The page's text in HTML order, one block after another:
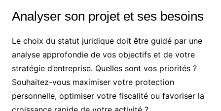
Analyser son projet et ses besoins
Le choix du statut juridique doit être guidé par une
analyse approfondie de vos objectifs et de votre
stratégie d’entreprise. Quelles sont vos priorités ?
Souhaitez-vous maximiser votre protection
personnelle, optimiser votre fiscalité ou favoriser la